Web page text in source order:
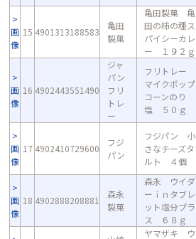
画
像
15 4901313188583
亀田
製菓
亀田製菓 亀
田の柿の種ス
パイシーカレ
ー １９２ｇ
画
像
16 4902443551490
ジャ
パン
フリ
トレ
ー
フリトレー
マイクポップ
コーンのり
塩 ５０ｇ
画
像
17 4902410729600
フジ
パン
フジパン 小
さなチーズタ
ルト ４個
画
像
18 4902888208881
森永
製菓
森永 ウイダ
ーｉｎタブレ
ット塩分プラ
ス ６８ｇ
ヤマザキ ウ